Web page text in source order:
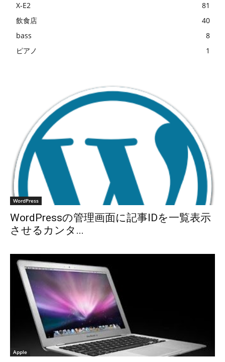
X-E2
81
飲食店
40
bass
8
ピアノ
1
WordPress
WordPressの管理画面に記事IDを一覧表示
させるカンタ...
Apple